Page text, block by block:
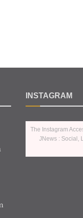
INSTAGRAM
The Instagram
JNews : Social,